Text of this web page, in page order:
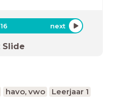
16 next
Slide
havo, vwo Leerjaar 1